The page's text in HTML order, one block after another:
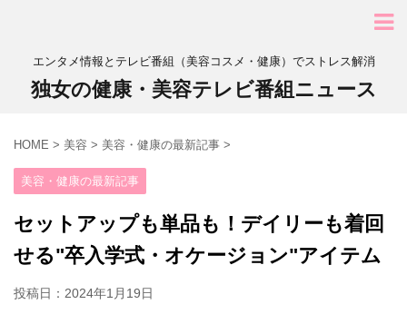
エンタメ情報とテレビ番組（美容コスメ・健康）でストレス解消
独女の健康・美容テレビ番組ニュース
HOME > 美容 > 美容・健康の最新記事 >
美容・健康の最新記事
セットアップも単品も！デイリーも着回
せる"卒入学式・オケージョン"アイテム
投稿日： 2024年1月19日